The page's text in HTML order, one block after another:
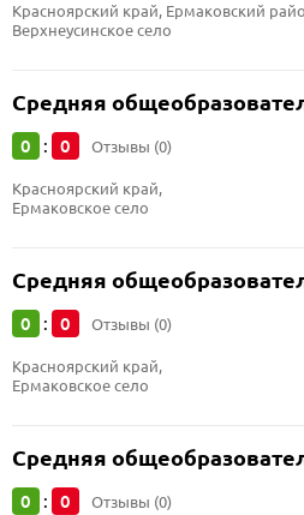
Красноярский край, Ермаковский
Верхнеусинское село
Средняя
0 : 0 Отзывы (0)
Красноярский край,
Ермаковское село
Средняя
0 : 0 Отзывы (0)
Красноярский край,
Ермаковское село
Средняя
0 : 0 Отзывы (0)